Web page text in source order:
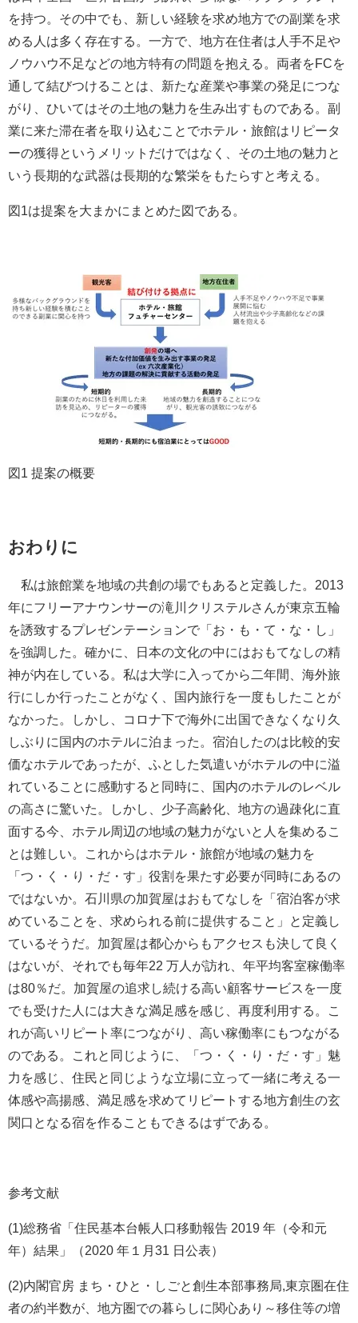
を持つ。その中でも、新しい経験を求め地方での副業を求
める人は多く存在する。一方で、地方在住者は人手不足や
ノウハウ不足などの地方特有の問題を抱える。両者をFCを
通して結びつけることは、新たな産業や事業の発足につな
がり、ひいてはその土地の魅力を生み出すものである。副
業に来た滞在者を取り込むことでホテル・旅館はリピータ
ーの獲得というメリットだけではなく、その土地の魅力と
いう長期的な武器は長期的な繁栄をもたらすと考える。
図1は提案を大まかにまとめた図である。
図1 提案の概要
おわりに
私は旅館業を地域の共創の場でもあると定義した。2013
年にフリーアナウンサーの滝川クリステルさんが東京五輪
を誘致するプレゼンテーションで「お・も・て・な・し」
を強調した。確かに、日本の文化の中にはおもてなしの精
神が内在している。私は大学に入ってから二年間、海外旅
行にしか行ったことがなく、国内旅行を一度もしたことが
なかった。しかし、コロナ下で海外に出国できなくなり久
しぶりに国内のホテルに泊まった。宿泊したのは比較的安
価なホテルであったが、ふとした気遣いがホテルの中に溢
れていることに感動すると同時に、国内のホテルのレベル
の高さに驚いた。しかし、少子高齢化、地方の過疎化に直
面する今、ホテル周辺の地域の魅力がないと人を集めるこ
とは難しい。これからはホテル・旅館が地域の魅力を
「つ・く・り・だ・す」役割を果たす必要が同時にあるの
ではないか。石川県の加賀屋はおもてなしを「宿泊客が求
めていることを、求められる前に提供すること」と定義し
ているそうだ。加賀屋は都心からもアクセスも決して良く
はないが、それでも毎年22 万人が訪れ、年平均客室稼働率
は80％だ。加賀屋の追求し続ける高い顧客サービスを一度
でも受けた人には大きな満足感を感じ、再度利用する。こ
れが高いリピート率につながり、高い稼働率にもつながる
のである。これと同じように、「つ・く・り・だ・す」魅
力を感じ、住民と同じような立場に立って一緒に考える一
体感や高揚感、満足感を求めてリピートする地方創生の玄
関口となる宿を作ることもできるはずである。
参考文献
(1)総務省「住民基本台帳人口移動報告 2019 年（令和元
年）結果」（2020 年１月31 日公表）
(2)内閣官房 まち・ひと・しごと創生本部事務局,東京圏在住
者の約半数が、地方圏での暮らしに関心あり～移住等の増